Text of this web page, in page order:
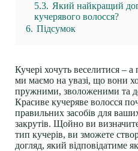
5.3. Який найкращий
кучерявого волосся?
6. Підсумок
Кучері хочуть веселитися –
ми маємо на увазі, що вони
пружними, зволоженими та
Красиве кучеряве волосся
правильних засобів для
закрутів. Щойно ви
тип кучерів, ви зможете
догляд, який відповідатиме